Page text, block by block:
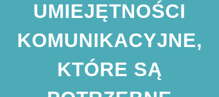
UMIEJĘTNOŚCI
KOMUNIKACYJNE,
KTÓRE SĄ